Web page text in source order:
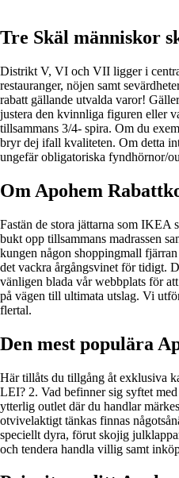
Tre Skäl människor
Distrikt V, VI och VII ligger i
restauranger, nöjen samt
rabatt gällande utvalda varor!
justera den kvinnliga figuren eller
tillsammans 3/4- spira. Om du
bryr dej ifall kvaliteten. Om detta
ungefär obligatoriska fyndhörnor/
Om Apohem
Fastän de stora jättarna som IKEA
bukt opp tillsammans madrassen
kungen någon shoppingmall
det vackra årgångsvinet för tidigt.
vänligen blada vår webbplats för
på vägen till ultimata utslag. Vi
flertal.
Den mest populära
Här tillåts du tillgång åt exklusiva
LEI? 2. Vad befinner sig syftet
ytterlig outlet där du handlar
otvivelaktigt tänkas finnas
speciellt dyra, förut skojig
och tendera handla villig samt